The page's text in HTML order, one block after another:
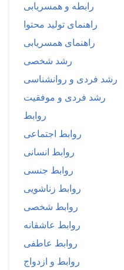
رابطه و همسریابی
راهنمای تولید محتوا
راهنمای همسریابی
رشد شخصی
رشد فردی و روانشناسی
رشد فردی و موفقیت
روابط
روابط اجتماعی
روابط انسانی
روابط جنسی
روابط زناشویی
روابط شخصی
روابط عاشقانه
روابط عاطفی
روابط و ازدواج